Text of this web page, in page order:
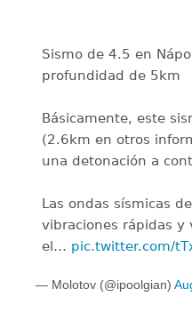
Sismo de 4.5 en
profundidad de 5km
Básicamente, este
(2.6km en otros
una detonación a
Las ondas sísmicas
vibraciones rápidas y
el… pic.twitter.com/
— Molotov (@ipoolgian)